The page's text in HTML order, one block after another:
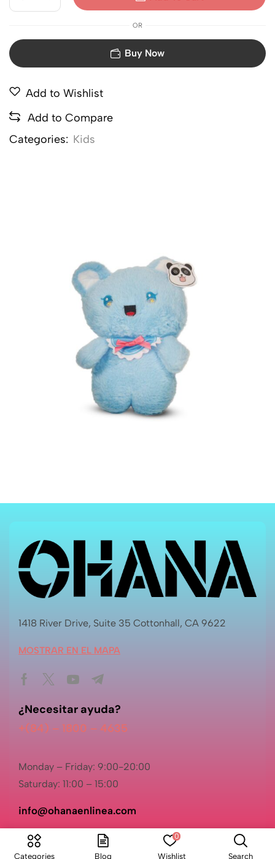
OR
Buy Now
Add to Wishlist
Add to Compare
Categories: Kids
Categories Blog
0
Wishlist Search
1418 River Drive, Suite 35 Cottonhall, CA 9622
MOSTRAR EN EL MAPA
¿Necesitar ayuda?
+(84) – 1800 – 4635
Monday – Friday: 9:00-20:00
Saturday: 11:00 – 15:00
info@ohanaenlinea.com